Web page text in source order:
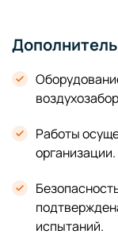
Работы
организации.
испытаний.